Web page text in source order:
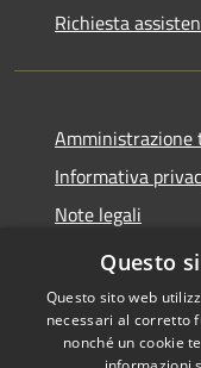
Richiesta
Amministrazione
Informativa
Note legali
Dichiarazione di
Questo
Questo sito web
necessari al corretto
nonché un cookie